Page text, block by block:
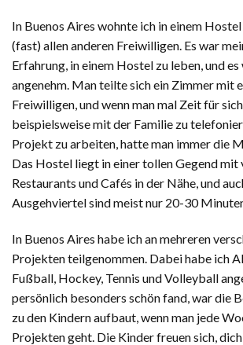
In Buenos Aires wohnte ich in einem
(fast) allen anderen Freiwilligen. Es war
Erfahrung, in einem Hostel zu leben, und
angenehm. Man teilte sich ein Zimmer mit
Freiwilligen, und wenn man mal Zeit für
beispielsweise mit der Familie zu
Projekt zu arbeiten, hatte man immer die
Das Hostel liegt in einer tollen Gegend mit
Restaurants und Cafés in der Nähe, und
Ausgehviertel sind meist nur 20-30
In Buenos Aires habe ich an mehreren
Projekten teilgenommen. Dabei habe ich
Fußball, Hockey, Tennis und Volleyball
persönlich besonders schön fand, war die
zu den Kindern aufbaut, wenn man jede
Projekten geht. Die Kinder freuen sich, dich